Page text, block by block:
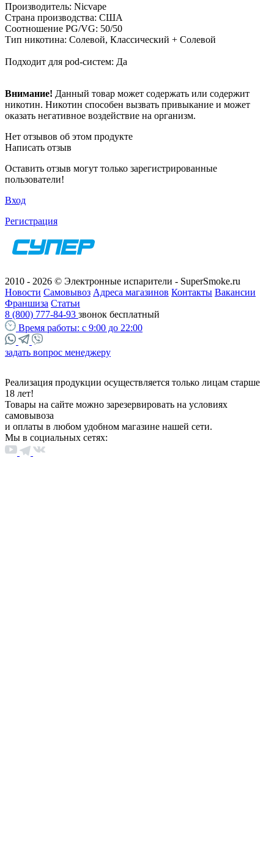
Производитель: Nicvape
Страна производства: США
Соотношение PG/VG: 50/50
Тип никотина: Солевой, Классический + Солевой
Подходит для pod-систем: Да
Внимание! Данный товар может содержать или содержит
никотин. Никотин способен вызвать привыкание и может
оказать негативное воздействие на организм.
Нет отзывов об этом продукте
Написать отзыв
Оставить отзыв могут только зарегистрированные
пользователи!
Вход
Регистрация
2010 - 2026 © Электронные испарители - SuperSmoke.ru
Новости Самовывоз Адреса магазинов Контакты Вакансии
Франшиза Статьи
8 (800) 777-84-93 звонок бесплатный
Время работы: с 9:00 до 22:00
задать вопрос менеджеру
Реализация продукции осуществляется только лицам старше
18 лет!
Товары на сайте можно зарезервировать на условиях
самовывоза
и оплаты в любом удобном магазине нашей сети.
Мы в социальных сетях: